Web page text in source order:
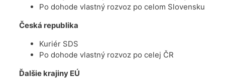
Po dohode vlastný rozvoz po celom Slovensku
Česká republika
Kuriér SDS
Po dohode vlastný rozvoz po celej ČR
Ďalšie krajiny EÚ